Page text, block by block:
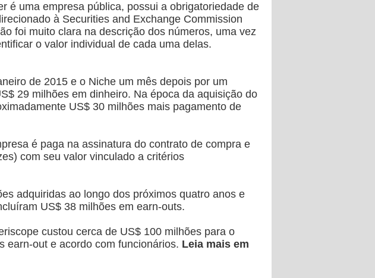
é uma empresa pública, possui a obrigatoriedade de
à Securities and Exchange Commission
foi muito clara na descrição dos números, uma vez
o valor individual de cada uma delas.
de 2015 e o Niche um mês depois por um
29 milhões em dinheiro. Na época da aquisição do
US$ 30 milhões mais pagamento de
é paga na assinatura do contrato de compra e
com seu valor vinculado a critérios
adquiridas ao longo dos próximos quatro anos e
US$ 38 milhões em earn-outs.
custou cerca de US$ 100 milhões para o
earn-out e acordo com funcionários. Leia mais em